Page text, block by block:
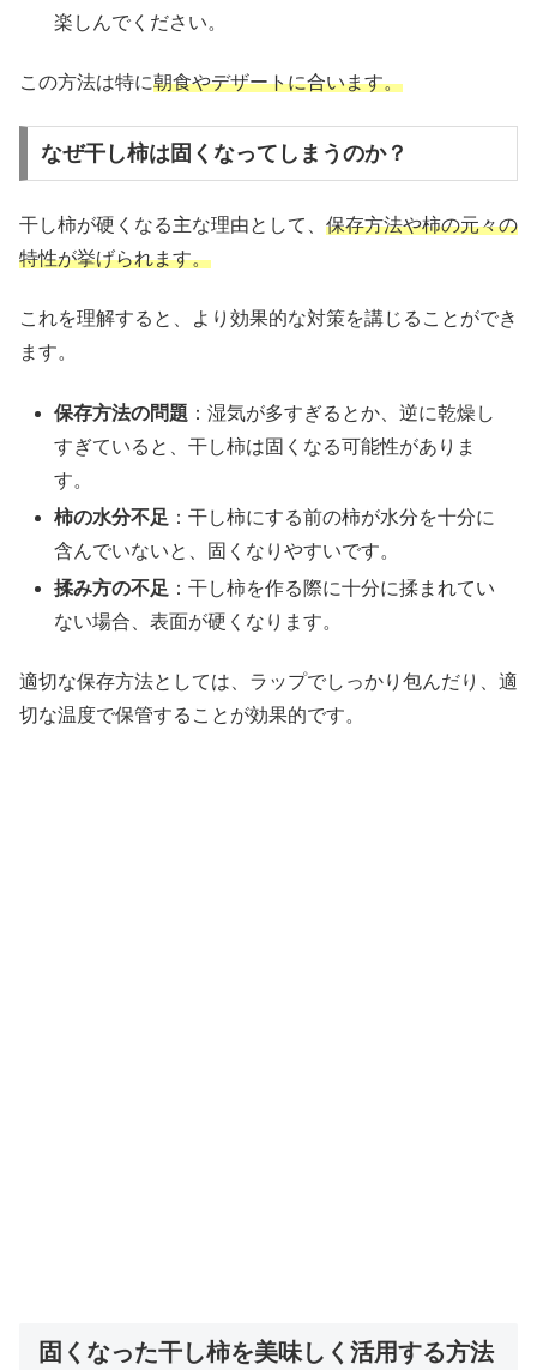
楽しんでください。
この方法は特に朝食やデザートに合います。
なぜ干し柿は固くなってしまうのか？
干し柿が硬くなる主な理由として、 保存方法や柿の元々の
特性が挙げられます。
これを理解すると、より効果的な対策を講じることができ
ます。
保存方法の問題 ：湿気が多すぎるとか、逆に乾燥し
すぎていると、干し柿は固くなる可能性がありま
す。
柿の水分不足 ：干し柿にする前の柿が水分を十分に
含んでいないと、固くなりやすいです。
揉み方の不足 ：干し柿を作る際に十分に揉まれてい
ない場合、表面が硬くなります。
適切な保存方法としては、ラップでしっかり包んだり、適
切な温度で保管することが効果的です。
固くなった干し柿を美味しく活用する方法